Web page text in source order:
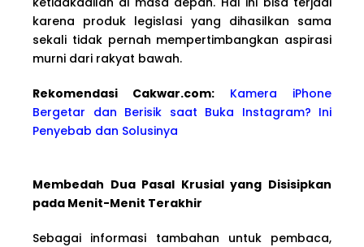
karena produk legislasi yang dihasilkan sama
sekali tidak pernah mempertimbangkan aspirasi
murni dari rakyat bawah.
Rekomendasi Cakwar.com: Kamera iPhone
Bergetar dan Berisik saat Buka Instagram? Ini
Penyebab dan Solusinya
Membedah Dua Pasal Krusial yang Disisipkan
pada Menit-Menit Terakhir
Sebagai informasi tambahan untuk pembaca,